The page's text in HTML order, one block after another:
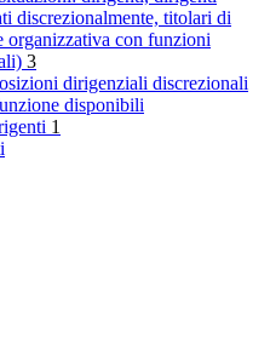
discrezionalmente, titolari di
organizzativa con funzioni
3
dirigenziali discrezionali
disponibili
1